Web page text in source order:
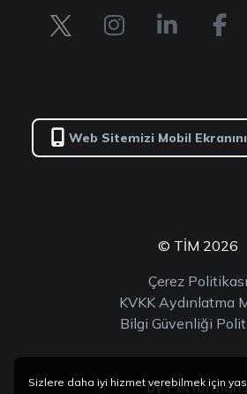
Web Sitemizi Mobil
© TİM 2026
Çerez Politikası
KVKK Aydınlatma
Bilgi Güvenliği
by
Sizlere daha iyi hizmet verebilmek için